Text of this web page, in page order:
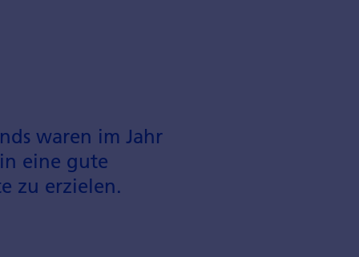
waren im Jahr
eine gute
zu erzielen.